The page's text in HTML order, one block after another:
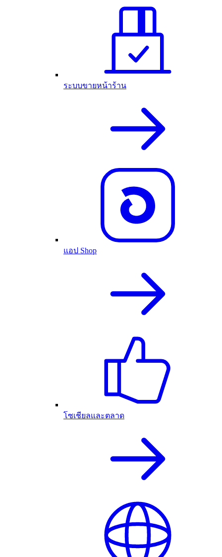
ระบบขายหน้าร้าน
แอป Shop
โซเชียลและตลาด